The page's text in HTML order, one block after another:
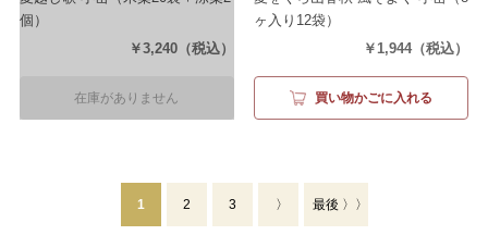
個）
￥3,240 （税込）
在庫がありません
ヶ入り12袋）
￥1,944（税込）
買い物かごに入れる
1 2 3 〉 最後 〉〉